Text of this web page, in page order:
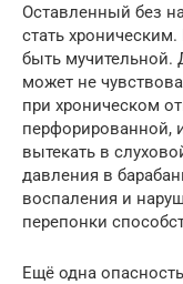
Оставленный без
стать хроническим.
быть мучительной.
может не
при хроническом
перфорированной,
вытекать в
давления в
воспаления и
перепонки
Ещё одна